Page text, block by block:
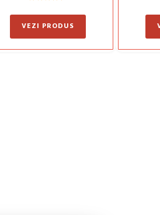
la
din 5
VEZI PRODUS